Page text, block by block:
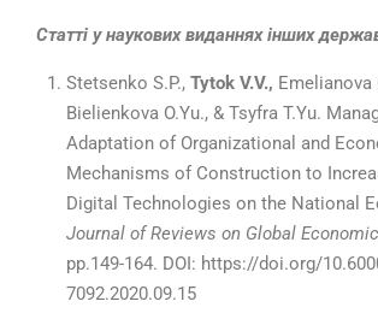
Статті у наукових виданнях інших
Stetsenko S.P., Tytok V.V., Emelianova
Bielienkova O.Yu., & Tsyfra T.Yu.
Adaptation of Organizational and
Mechanisms of Construction to
Digital Technologies on the National
Journal of Reviews on Global
рр.149-164. DOI: https://doi.org/
7092.2020.09.15